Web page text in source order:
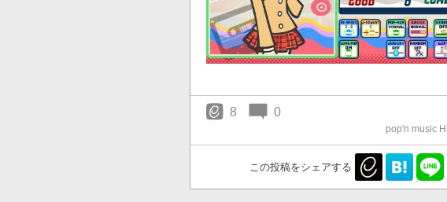
8 0
pop'n music
この投稿をシェアする